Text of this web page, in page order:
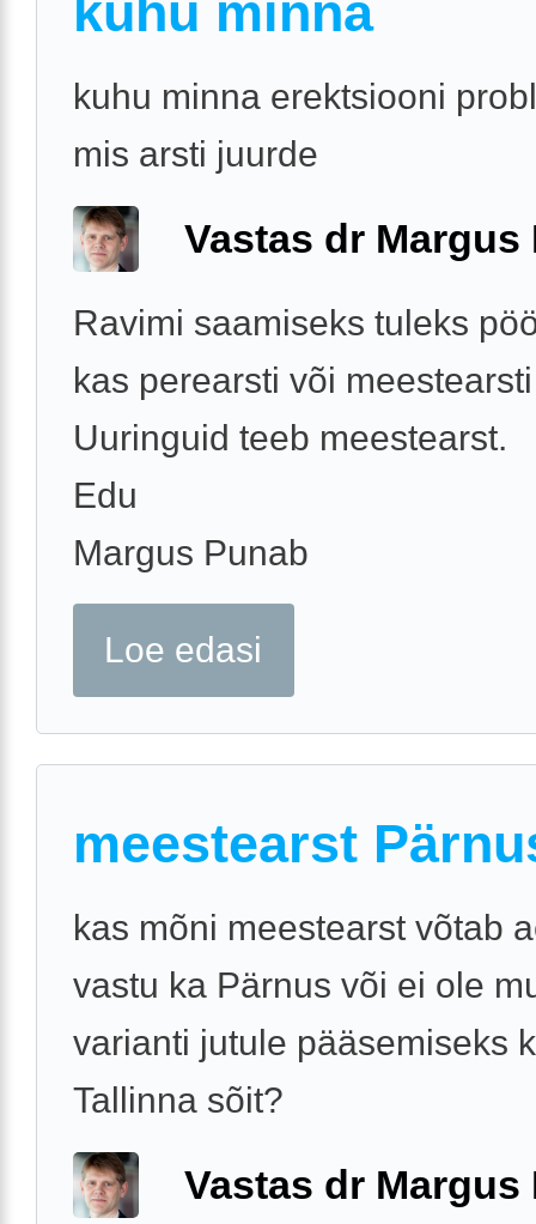
kuhu minna
kuhu minna erektsiooni
mis arsti juurde
Vastas dr Margus
Ravimi saamiseks tuleks
kas perearsti või
Uuringuid teeb meestearst.
Edu
Margus Punab
Loe edasi
meestearst
kas mõni meestearst võtab
vastu ka Pärnus või ei ole
varianti jutule pääsemiseks
Tallinna sõit?
Vastas dr Margus